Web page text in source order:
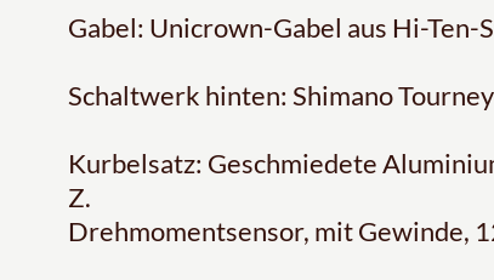
Gabel: Unicrown-Gabel aus Hi-
Schaltwerk hinten: Shimano
Kurbelsatz: Geschmiedete
Z.
Drehmomentsensor, mit Gewinde,